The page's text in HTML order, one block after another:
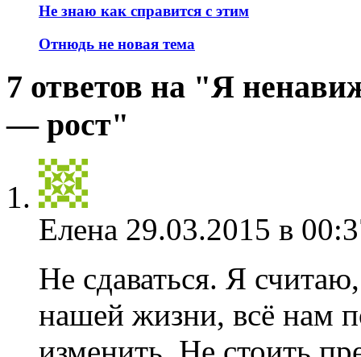
Не знаю как справится с этим
Отнюдь не новая тема
7 ответов на "Я
— рост"
Елена 29.03.2015 в
Не сдаваться. Я
нашей жизни, всё нам